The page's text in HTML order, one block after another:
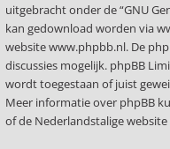
uitgebracht onder de “GNU
kan gedownload worden via
websitewww.phpbb.nl. De
discussies mogelijk. phpBB
wordt toegestaan of juist
Meer informatie over phpBB
of de Nederlandstalige website